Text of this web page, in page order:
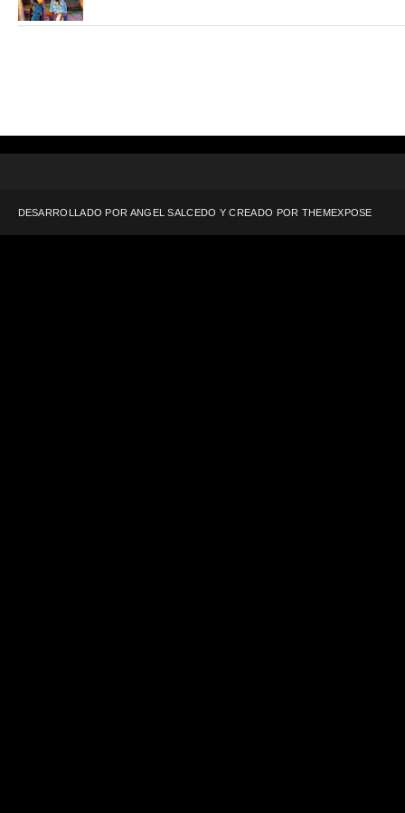
DESARROLLADO POR ANGEL SALCEDO Y CREADO POR THEMEXPOSE